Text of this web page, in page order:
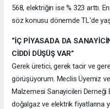
568, elektriğin ise % 323 arttı.
söz konusu dönemde TL'de
“İÇ PİYASADA DA
CİDDİ DÜŞÜŞ VAR”
Gerek üretici, gerek tacir ve
görüşüyorum. Meclis Üyemiz
Malzemesi Sanayicileri Derneği
doğalgaz ve elektrik fiyatlarına